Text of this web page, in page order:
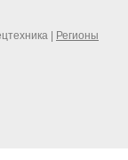
| Регионы